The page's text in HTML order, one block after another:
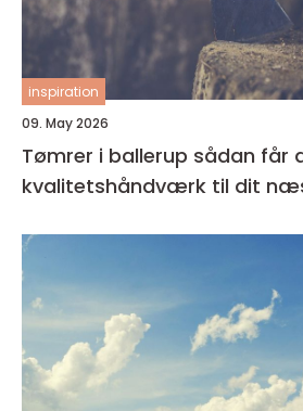
inspiration
09. May 2026
Tømrer i ballerup sådan får du
kvalitetshåndværk til dit